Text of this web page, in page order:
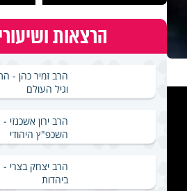
הרצאות
הרב זמיר כהן -
וגיל העולם
הרב ירון אשכנזי
השכפ"ץ היהודי
הרב יצחק בצרי -
ביהדות